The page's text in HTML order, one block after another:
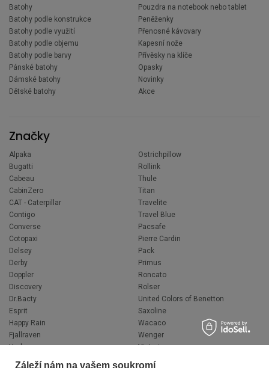
Batohy
Batohy podle konstrukce
Batohy podle využití
Batohy podle objemu
Batohy podle barvy
Pánské batohy
Dámské batohy
Dětské batohy
Pouzdra na notebook nebo tablet
Peněženky
Přenosné kávovary
Kapesní nože
Přívěsky na klíče
Opasky
Novinky
Akce
Značky
Alpaka
Bugatti
Cabeau
CabinZero
CAT - Caterpillar
Contigo
Converse
Cotopaxi
Delsey
Derby
Doppler
Discovery
Dr.Bacty
Esprit
Happy Rain
Fjallraven
Hedgren
Ostrichpillow
Rollink
Thule
Titan
Travelite
Travel Blue
Pacsafe
Pierre Cardin
Pack
Primus
Roncato
Rolser
United Colors of Benetton
Saxoline
Wacaco
Wenger
Victorinox
Záleží nám na vašem soukromí